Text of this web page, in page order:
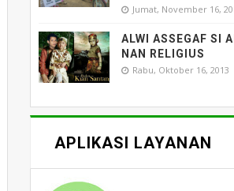
Jumat, November 16,
ALWI ASSEGAF SI
NAN RELIGIUS
Rabu, Oktober 16, 2013
APLIKASI LAYANAN